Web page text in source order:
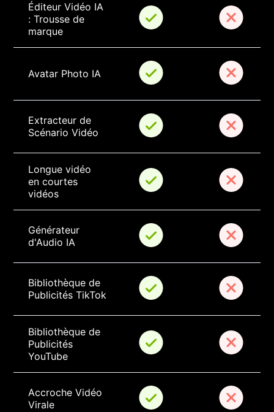
Éditeur Vidéo IA
: Trousse de
marque
Avatar Photo IA
Extracteur de
Scénario Vidéo
Longue vidéo
en courtes
vidéos
Générateur
d'Audio IA
Bibliothèque de
Publicités TikTok
Bibliothèque de
Publicités
YouTube
Accroche Vidéo
Virale